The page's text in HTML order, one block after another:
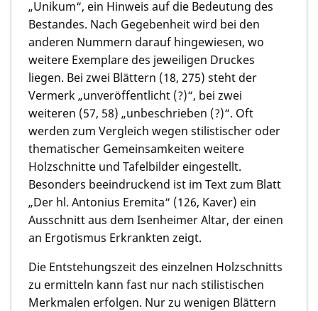
„Unikum“, ein Hinweis auf die Bedeutung des
Bestandes. Nach Gegebenheit wird bei den
anderen Nummern darauf hingewiesen, wo
weitere Exemplare des jeweiligen Druckes
liegen. Bei zwei Blättern (18, 275) steht der
Vermerk „unveröffentlicht (?)“, bei zwei
weiteren (57, 58) „unbeschrieben (?)“. Oft
werden zum Vergleich wegen stilistischer oder
thematischer Gemeinsamkeiten weitere
Holzschnitte und Tafelbilder eingestellt.
Besonders beeindruckend ist im Text zum Blatt
„Der hl. Antonius Eremita“ (126, Kaver) ein
Ausschnitt aus dem Isenheimer Altar, der einen
an Ergotismus Erkrankten zeigt.
Die Entstehungszeit des einzelnen Holzschnitts
zu ermitteln kann fast nur nach stilistischen
Merkmalen erfolgen. Nur zu wenigen Blättern